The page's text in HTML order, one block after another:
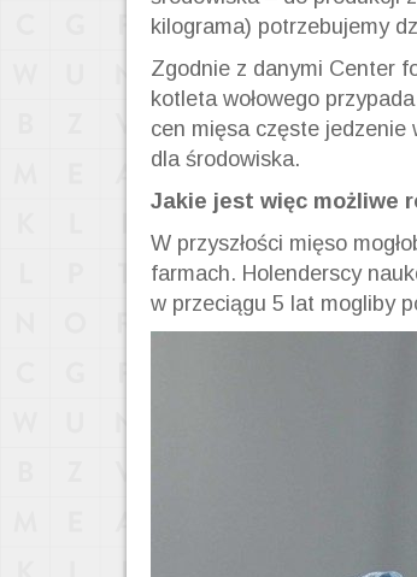
kilograma) potrzebujemy
Zgodnie z danymi Center
kotleta wołowego
cen mięsa częste jedzenie
dla środowiska.
Jakie jest więc możliwe
W przyszłości mięso
farmach. Holenderscy
w przeciągu 5 lat mogliby